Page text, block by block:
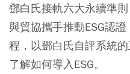
鄧白氏接軌六大永續準
與貿協攜手推動ESG認
程，以鄧白氏自評系統
了解如何導入ESG。